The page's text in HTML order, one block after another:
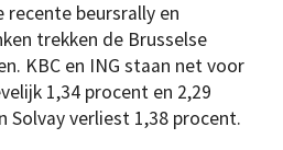
recente beursrally en
trekken de Brusselse
KBC en ING staan net voor
1,34 procent en 2,29
Solvay verliest 1,38 procent.